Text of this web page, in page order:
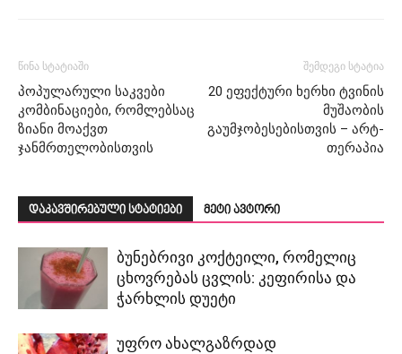
წინა სტატიაში
პოპულარული საკვები
კომბინაციები, რომლებსაც
ზიანი მოაქვთ
ჯანმრთელობისთვის
შემდეგი სტატია
20 ეფექტური ხერხი ტვინის
მუშაობის
გაუმჯობესებისთვის – არტ-
თერაპია
დაკავშირებული სტატიები მეტი ავტორი
ბუნებრივი კოქტეილი, რომელიც
ცხოვრებას ცვლის: კეფირისა და
ჭარხლის დუეტი
უფრო ახალგაზრდად